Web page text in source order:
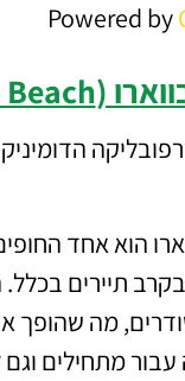
Powered by
הוא אחד
תיירים
מה שהופך
מתחילים וגם